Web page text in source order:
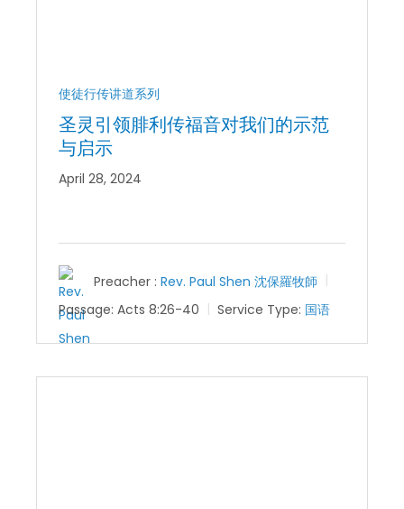
使徒行传讲道系列
圣灵引领腓利传福音对我们的示范
与启示
April 28, 2024
Preacher : Rev. Paul Shen 沈保羅牧師
Passage: Acts 8:26-40 Service Type: 国语